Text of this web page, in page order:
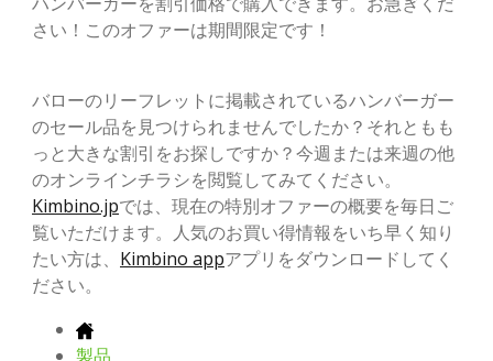
さい！このオファーは期間限定です！
バローのリーフレットに掲載されているハンバーガー
のセール品を見つけられませんでしたか？それともも
っと大きな割引をお探しですか？今週または来週の他
のオンラインチラシを閲覧してみてください。
Kimbino.jpでは、現在の特別オファーの概要を毎日ご
覧いただけます。人気のお買い得情報をいち早く知り
たい方は、 Kimbino appアプリをダウンロードしてく
ださい。
製品